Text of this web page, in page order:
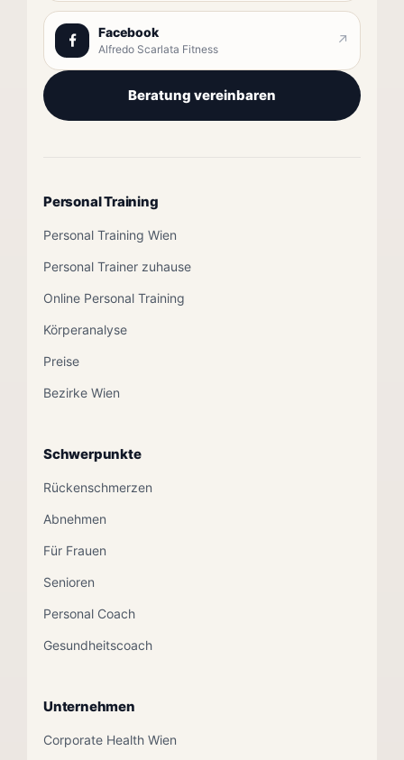
Facebook
Alfredo Scarlata Fitness ↗
Beratung vereinbaren
Personal Training
Personal Training Wien
Personal Trainer zuhause
Online Personal Training
Körperanalyse
Preise
Bezirke Wien
Schwerpunkte
Rückenschmerzen
Abnehmen
Für Frauen
Senioren
Personal Coach
Gesundheitscoach
Unternehmen
Corporate Health Wien